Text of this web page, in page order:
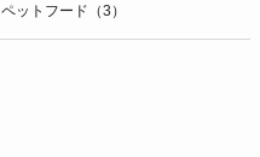
ペットフード（3）